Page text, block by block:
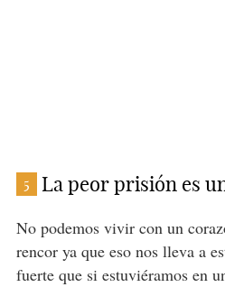
5 La peor prisión es
No podemos vivir con un
rencor ya que eso nos lleva a
fuerte que si estuviéramos en